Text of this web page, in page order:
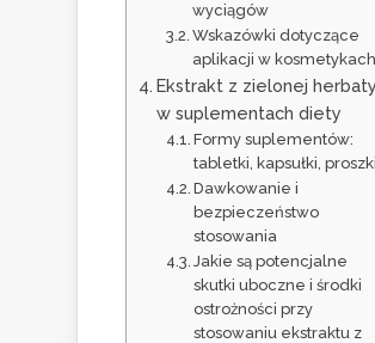
wyciągów
Wskazówki dotyczące
aplikacji w kosmetykach
Ekstrakt z zielonej herbaty
w suplementach diety
Formy suplementów:
tabletki, kapsułki, proszki
Dawkowanie i
bezpieczeństwo
stosowania
Jakie są potencjalne
skutki uboczne i środki
ostrożności przy
stosowaniu ekstraktu z